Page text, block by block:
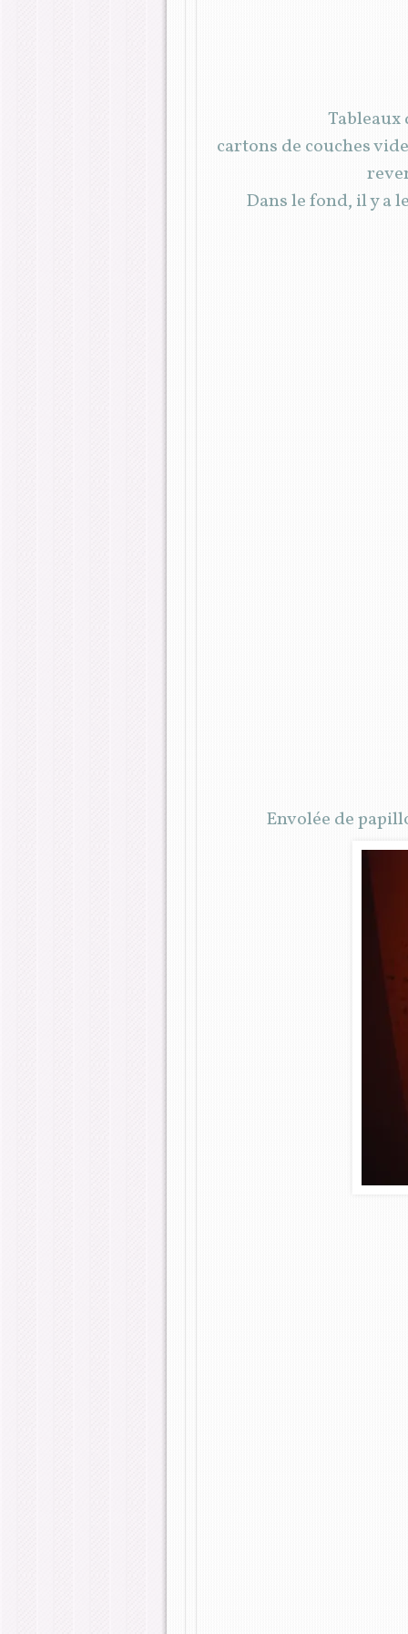
cartons de couches
Dans le fond, il y a
Envolée de